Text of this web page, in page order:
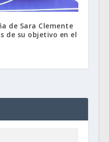
de Sara Clemente
de su objetivo en el